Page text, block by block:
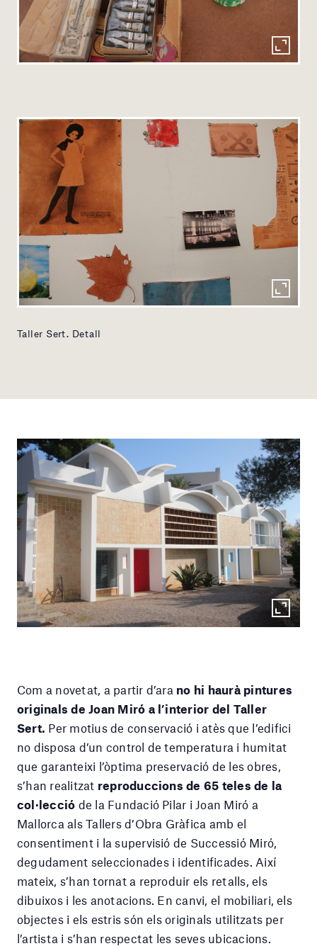
Taller Sert. Detall
Com a novetat, a partir d’ara no hi haurà pintures
originals de Joan Miró a l’interior del Taller
Sert. Per motius de conservació i atès que l’edifici
no disposa d’un control de temperatura i humitat
que garanteixi l’òptima preservació de les obres,
s’han realitzat reproduccions de 65 teles de la
col·lecció de la Fundació Pilar i Joan Miró a
Mallorca als Tallers d’Obra Gràfica amb el
consentiment i la supervisió de Successió Miró,
degudament seleccionades i identificades. Així
mateix, s’han tornat a reproduir els retalls, els
dibuixos i les anotacions. En canvi, el mobiliari, els
objectes i els estris són els originals utilitzats per
l’artista i s’han respectat les seves ubicacions.